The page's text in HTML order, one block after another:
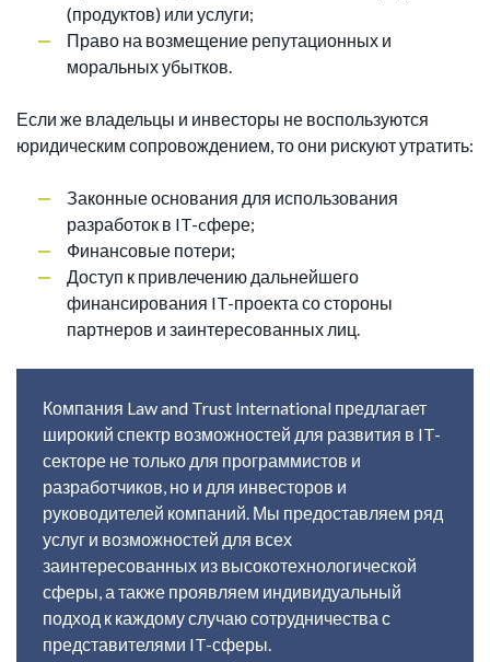
(продуктов) или услуги;
Право на возмещение репутационных и
моральных убытков.
Если же владельцы и инвесторы не воспользуются
юридическим сопровождением, то они рискуют утратить:
Законные основания для использования
разработок в IT-cфере;
Финансовые потери;
Доступ к привлечению дальнейшего
финансирования IT-проекта со стороны
партнеров и заинтересованных лиц.
Компания Law and Trust International предлагает
широкий спектр возможностей для развития в IT-
секторе не только для программистов и
разработчиков, но и для инвесторов и
руководителей компаний. Мы предоставляем ряд
услуг и возможностей для всех
заинтересованных из высокотехнологической
сферы, а также проявляем индивидуальный
подход к каждому случаю сотрудничества с
представителями IT-сферы.